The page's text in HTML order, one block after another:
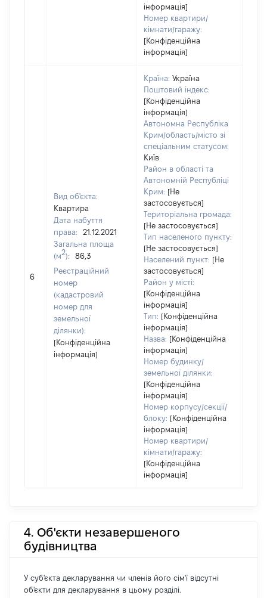
інформація]
Номер квартири/
кімнати/гаражу:
[Конфіденційна
інформація]
6
Вид об'єкта:
Квартира
Дата набуття
права:
21.12.2021
Загальна площа
(м2):
86,3
Реєстраційний
номер
(кадастровий
номер для
земельної
ділянки):
[Конфіденційна
інформація]
Країна: Україна
Поштовий індекс:
[Конфіденційна
інформація]
Автономна Республіка
Крим/область/місто зі
спеціальним статусом:
Київ
Район в області та
Автономній Республіці
Крим: [Не
застосовується]
Територіальна громада:
[Не застосовується]
Тип населеного пункту:
[Не застосовується]
Населений пункт: [Не
застосовується]
Район у місті:
[Конфіденційна
інформація]
Тип: [Конфіденційна
інформація]
Назва: [Конфіденційна
інформація]
Номер будинку/
земельної ділянки:
[Конфіденційна
інформація]
Номер корпусу/секції/
блоку: [Конфіденційна
інформація]
Номер квартири/
кімнати/гаражу:
[Конфіденційна
інформація]
4. Об'єкти незавершеного
будівництва
У суб'єкта декларування чи членів його сім'ї відсутні
об'єкти для декларування в цьому розділі.